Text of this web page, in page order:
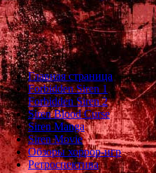
Главная страница
Forbidden Siren 1
Forbidden Siren 2
Siren Blood Curse
Siren Manga
Siren Movie
Обзоры хоррор-игр
Ретроспектива